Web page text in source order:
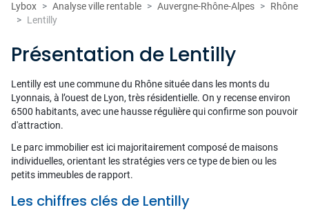
Lybox Analyse ville rentable Auvergne-Rhône-Alpes
Rhône
Lentilly
Présentation de Lentilly
Lentilly est une commune du Rhône située dans les monts du
Lyonnais, à l’ouest de Lyon, très résidentielle. On y recense environ
6500 habitants, avec une hausse régulière qui confirme son pouvoir
d'attraction.
Le parc immobilier est ici majoritairement composé de maisons
individuelles, orientant les stratégies vers ce type de bien ou les
petits immeubles de rapport.
Les chiffres clés de Lentilly